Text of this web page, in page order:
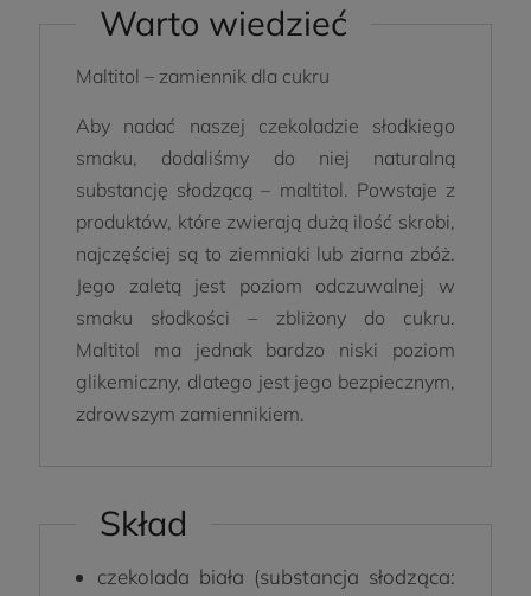
Warto wiedzieć
Maltitol – zamiennik dla cukru
Aby nadać naszej czekoladzie słodkiego
smaku, dodaliśmy do niej naturalną
substancję słodzącą – maltitol. Powstaje z
produktów, które zwierają dużą ilość skrobi,
najczęściej są to ziemniaki lub ziarna zbóż.
Jego zaletą jest poziom odczuwalnej w
smaku słodkości – zbliżony do cukru.
Maltitol ma jednak bardzo niski poziom
glikemiczny, dlatego jest jego bezpiecznym,
zdrowszym zamiennikiem.
Skład
czekolada biała (substancja słodząca: